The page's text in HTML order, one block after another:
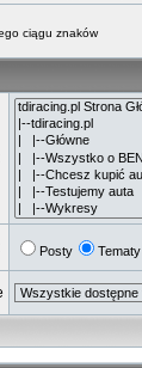
ciągu znaków
Posty Tematy